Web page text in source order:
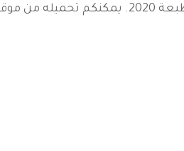
موقعنا الرسمي